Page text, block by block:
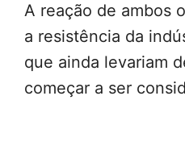
A reação de ambos
a resistência da
que ainda levariam
começar a ser